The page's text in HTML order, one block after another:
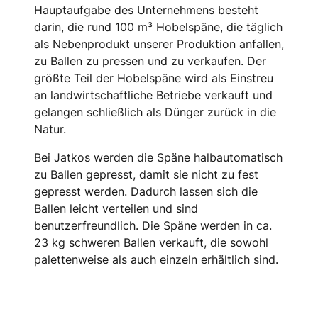
Hauptaufgabe des Unternehmens besteht
darin, die rund 100 m³ Hobelspäne, die täglich
als Nebenprodukt unserer Produktion anfallen,
zu Ballen zu pressen und zu verkaufen. Der
größte Teil der Hobelspäne wird als Einstreu
an landwirtschaftliche Betriebe verkauft und
gelangen schließlich als Dünger zurück in die
Natur.
Bei Jatkos werden die Späne halbautomatisch
zu Ballen gepresst, damit sie nicht zu fest
gepresst werden. Dadurch lassen sich die
Ballen leicht verteilen und sind
benutzerfreundlich. Die Späne werden in ca.
23 kg schweren Ballen verkauft, die sowohl
palettenweise als auch einzeln erhältlich sind.